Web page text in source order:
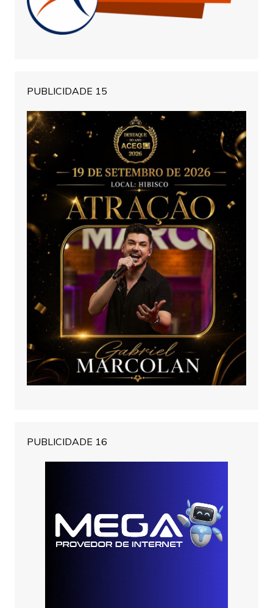
PUBLICIDADE 15
PUBLICIDADE 16